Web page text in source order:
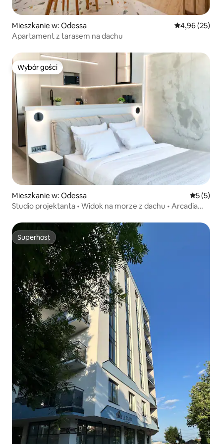
Mieszkanie w: Odessa Średnia
4,96 (25)
Apartament z tarasem na dachu
Wybór gości
Wybór gości
Mieszkanie w: Odessa Średnia
5 (5)
Studio projektanta • Widok na morze z dachu • Arcadia
Superhost
Superhost